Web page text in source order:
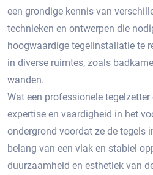
een grondige kennis van
technieken en ontwerpen die
hoogwaardige tegelinstallatie te
in diverse ruimtes, zoals
wanden.​
Wat een professionele
expertise en vaardigheid in het
ondergrond voordat ze de tegels
belang van een vlak en stabiel
duurzaamheid en esthetiek van